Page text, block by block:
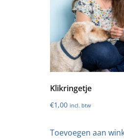
Klikringetje
€1,00 incl. btw
Toevoegen aan